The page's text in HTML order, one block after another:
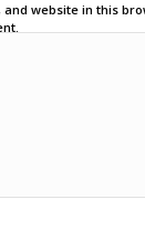
and website in this